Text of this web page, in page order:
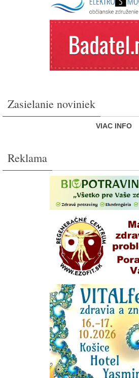
Zasielanie noviniek
VIAC INFO
Reklama